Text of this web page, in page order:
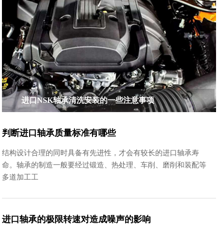
进口NSK轴承清洗安装的一些注意事项
判断进口轴承质量标准有哪些
结构设计合理的同时具备有先进性，才会有较长的进口轴承寿
命。轴承的制造一般要经过锻造、热处理、车削、磨削和装配等
多道加工工
进口轴承的极限转速对造成噪声的影响